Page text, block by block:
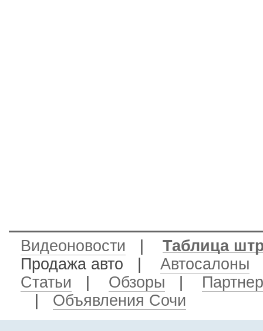
Видеоновости
Таблица
Продажа авто
Автосалоны
Статьи
Обзоры
Объявления Сочи